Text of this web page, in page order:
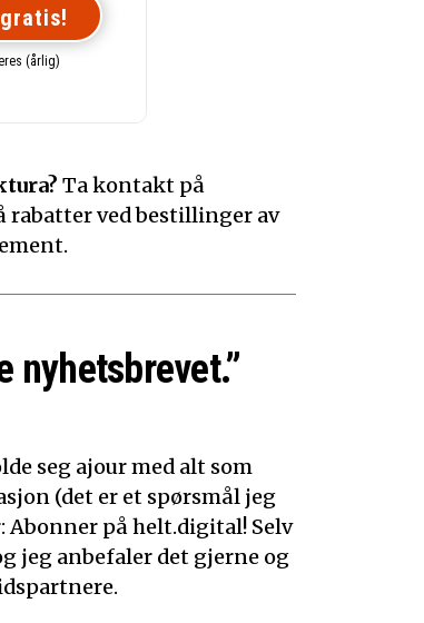
(årlig)
Ta kontakt på
rabatter ved bestillinger av
nyhetsbrevet.”
seg ajour med alt som
(det er et spørsmål jeg
Abonner på helt.digital! Selv
jeg anbefaler det gjerne og